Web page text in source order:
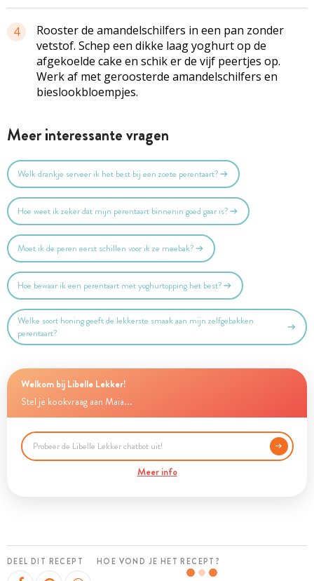
4
Rooster de amandelschilfers in een pan zonder
vetstof. Schep een dikke laag yoghurt op de
afgekoelde cake en schik er de vijf peertjes op.
Werk af met geroosterde amandelschilfers en
bieslookbloempjes.
Meer interessante vragen
Welk drankje serveer ik het best bij een zoete perentaart?
Hoe weet ik zeker dat mijn perentaart binnenin goed gaar is?
Moet ik de peren eerst schillen voor ik ze meebak?
Hoe bewaar ik een perentaart met yoghurtopping het best?
Welke soort honing geeft de lekkerste smaak aan mijn zelfgebakken
perentaart?
Welkom bij Libelle Lekker!
Stel je kookvraag aan Maia...
Meer info
DEEL DIT RECEPT HOE VOND JE HET RECEPT?